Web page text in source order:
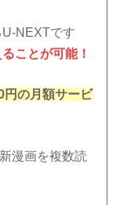
NEXTです
ことが可能！
円の月額サービ
漫画を複数読